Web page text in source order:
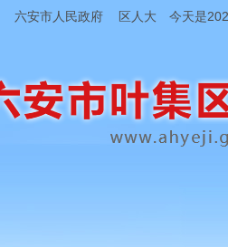
六安市人民政府 区人大 今天是